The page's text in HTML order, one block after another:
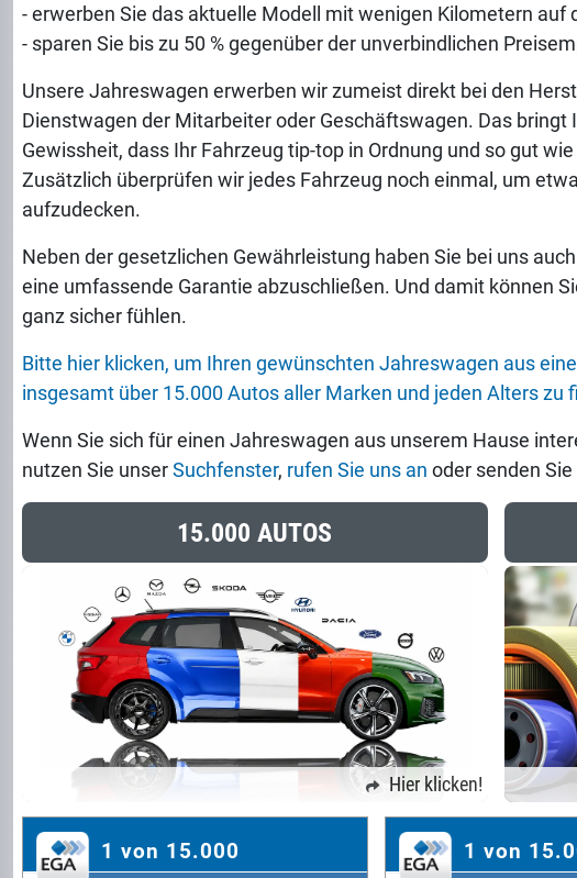
- erwerben Sie das aktuelle Modell mit wenigen Kilometern auf
- sparen Sie bis zu 50 % gegenüber der unverbindlichen
Unsere Jahreswagen erwerben wir zumeist direkt bei den
Dienstwagen der Mitarbeiter oder Geschäftswagen. Das bringt
Gewissheit, dass Ihr Fahrzeug tip-top in Ordnung und so gut
Zusätzlich überprüfen wir jedes Fahrzeug noch einmal, um
aufzudecken.
Neben der gesetzlichen Gewährleistung haben Sie bei uns
eine umfassende Garantie abzuschließen. Und damit können
ganz sicher fühlen.
Bitte hier klicken, um Ihren gewünschten Jahreswagen aus
insgesamt über 15.000 Autos aller Marken und jeden Alters zu
Wenn Sie sich für einen Jahreswagen aus unserem Hause
nutzen Sie unserSuchfenster, rufen Sie uns an oder senden
15.000 AUTOS
Hier klicken!
1 von 15.000 1 von